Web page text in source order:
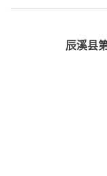
辰溪县